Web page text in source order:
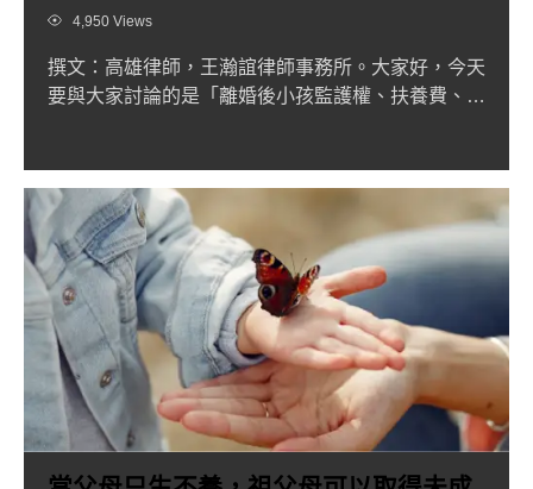
Views4,950 Views
撰文：高雄律師，王瀚誼律師事務所。大家好，今天
要與大家討論的是「離婚後小孩監護權、扶養費、探